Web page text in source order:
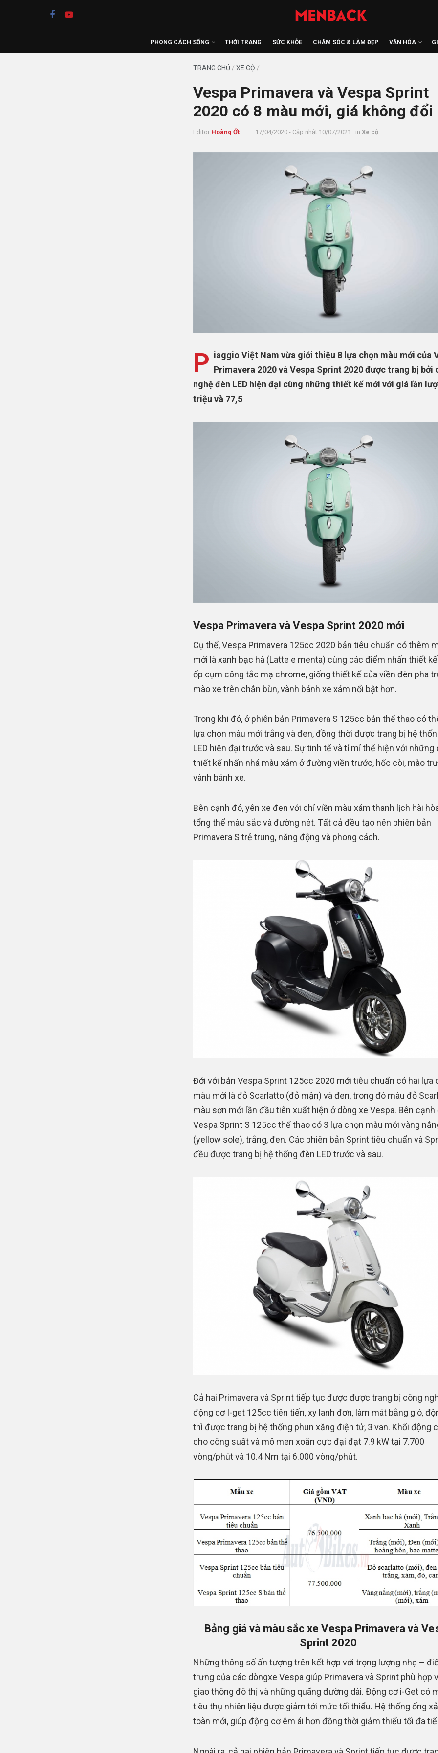
PHONG CÁCH SỐNG THỜI TRANG SỨC KHỎE CHĂM SÓC & LÀM ĐẸP VĂN HÓA
TRANG CHỦ/ XE CỘ /
Vespa Primavera và Vespa Sprint
2020 có 8 màu mới, giá không đổi
Editor Hoàng Ớt 17/04/2020 - Cập nhật 10/07/2021 in Xe cộ
P iaggio Việt Nam vừa giới thiệu 8 lựa chọn màu mới của
Primavera 2020 và Vespa Sprint 2020 được trang bị bởi
nghệ đèn LED hiện đại cùng những thiết kế mới với giá lần
triệu và 77,5
Vespa Primavera và Vespa Sprint 2020 mới
Cụ thể, Vespa Primavera 125cc 2020 bản tiêu chuẩn có thêm
mới là xanh bạc hà (Latte e menta) cùng các điểm nhấn thiết
ốp cụm công tắc mạ chrome, giống thiết kế của viền đèn pha
mào xe trên chắn bùn, vành bánh xe xám nổi bật hơn.
Trong khi đó, ở phiên bản Primavera S 125cc bản thể thao có
lựa chọn màu mới trắng và đen, đồng thời được trang bị hệ
LED hiện đại trước và sau. Sự tinh tế và tỉ mỉ thể hiện với những
thiết kế nhấn nhá màu xám ở đường viền trước, hốc còi, mào
vành bánh xe.
Bên cạnh đó, yên xe đen với chỉ viền màu xám thanh lịch hài
tổng thể màu sắc và đường nét. Tất cả đều tạo nên phiên bản
Primavera S trẻ trung, năng động và phong cách.
Đới với bản Vespa Sprint 125cc 2020 mới tiêu chuẩn có hai lựa
màu mới là đỏ Scarlatto (đỏ mận) và đen, trong đó màu đỏ
màu sơn mới lần đầu tiên xuất hiện ở dòng xe Vespa. Bên cạnh
Vespa Sprint S 125cc thể thao có 3 lựa chọn màu mới vàng
(yellow sole), trắng, đen. Các phiên bản Sprint tiêu chuẩn và
đều được trang bị hệ thống đèn LED trước và sau.
Cả hai Primavera và Sprint tiếp tục được được trang bị công
động cơ I-get 125cc tiên tiến, xy lanh đơn, làm mát bằng gió,
thì được trang bị hệ thống phun xăng điện tử, 3 van. Khối động
cho công suất và mô men xoắn cực đại đạt 7.9 kW tại 7.700
vòng/phút và 10.4 Nm tại 6.000 vòng/phút.
Bảng giá và màu sắc xe Vespa Primavera và
Sprint 2020
Những thông số ấn tượng trên kết hợp với trọng lượng nhẹ –
trưng của các dòngxe Vespa giúp Primavera và Sprint phù hợp
giao thông đô thị và những quãng đường dài. Động cơ i-Get có
tiêu thụ nhiên liệu được giảm tới mức tối thiểu. Hệ thống ống
toàn mới, giúp động cơ êm ái hơn đồng thời giảm thiểu tối đa